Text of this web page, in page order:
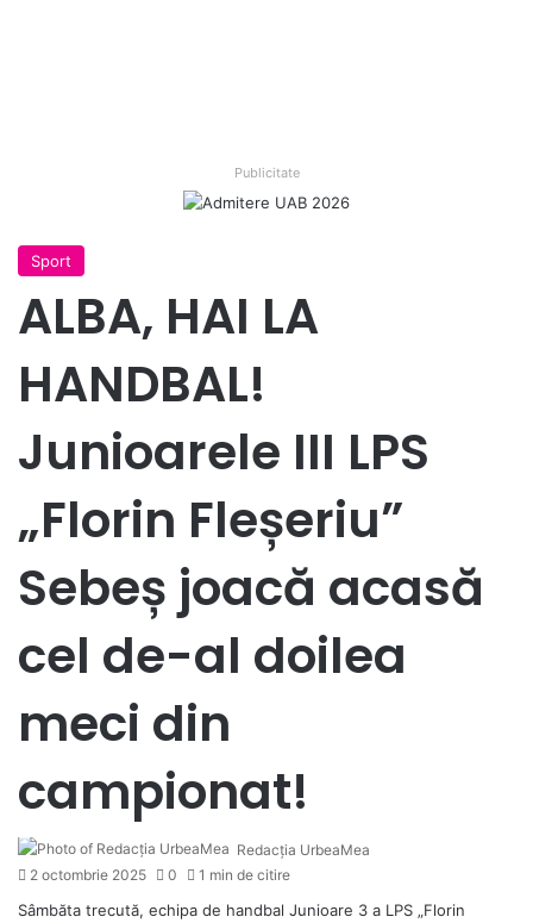
Publicitate
Sport
ALBA, HAI LA
HANDBAL!
Junioarele III LPS
„Florin Fleșeriu”
Sebeș joacă acasă
cel de-al doilea
meci din
campionat!
Redacția UrbeaMea
2 octombrie 2025
0 1 min de citire
Sâmbăta trecută, echipa de handbal Junioare 3 a LPS „Florin